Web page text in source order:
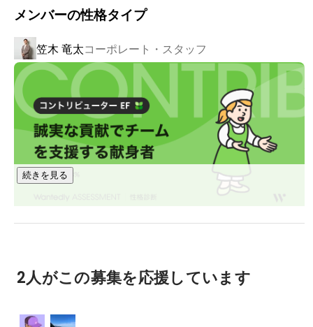
重下請負といった慣習や構造の問題。さらに、挑戦する人を
嘲笑する雰囲気や文化が広がり、「このままでいい」「ほど
ほどでいい」「普通が一番」「失敗したくない」「どうせ挑
戦しても無駄だ」といった“挑戦しないこと”を善とする空気。
その結果、日本全体の「挑戦総量」は著しく減ってしまって
いると感じられます。
Vision Base株式会社は、こうした慣習・構造・文化・雰囲気
を放置するのではなく、私たちの存在と事業を通じて新たな
慣習・構造・文化・雰囲気を創り出し、「挑戦⇀成長⇀成功⇀
幸福」の好循環が当たり前に回る社会へと変革することこそ
が使命だと考えています。そして同時に、この変革を次世代
▍「マルっと構造を変えれば日本はもっと良くなる!!」
￣￣￣￣￣￣￣￣￣￣￣￣￣￣￣￣￣￣￣￣￣￣￣￣￣
もに、挑戦や成功を促す社会構造を構築し、人々の挑戦が幸
メンバーの性格タイプ
笠木 竜太コーポレート・スタッフ
続きを見る
2人がこの募集を応援しています